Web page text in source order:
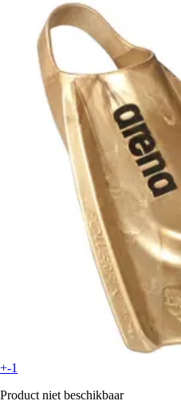
+-1
Product niet beschikbaar